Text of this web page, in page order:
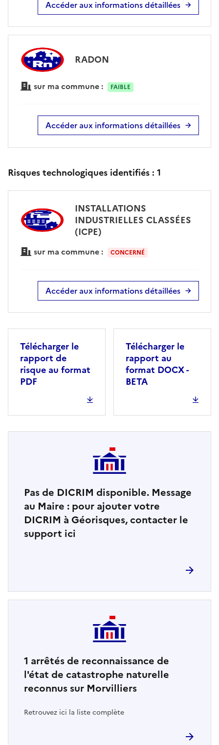
Accéder aux informations détaillées
RADON
sur ma commune : FAIBLE
Accéder aux informations détaillées
Risques technologiques identifiés : 1
INSTALLATIONS
INDUSTRIELLES CLASSÉES
(ICPE)
sur ma commune : CONCERNÉ
Accéder aux informations détaillées
Télécharger le
rapport de
risque au format
PDF
Télécharger le
rapport au
format DOCX -
BETA
Pas de DICRIM disponible. Message
au Maire : pour ajouter votre
DICRIM à Géorisques, contacter le
support ici
1 arrêtés de reconnaissance de
l'état de catastrophe naturelle
reconnus sur Morvilliers
Retrouvez ici la liste complète